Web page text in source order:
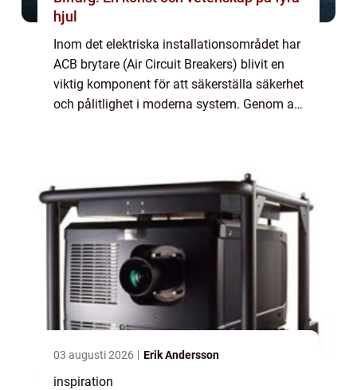
hjul
Inom det elektriska installationsområdet har
ACB brytare (Air Circuit Breakers) blivit en
viktig komponent för att säkerställa säkerhet
och pålitlighet i moderna system. Genom att
03 augusti 2026 Erik Andersson
inspiration